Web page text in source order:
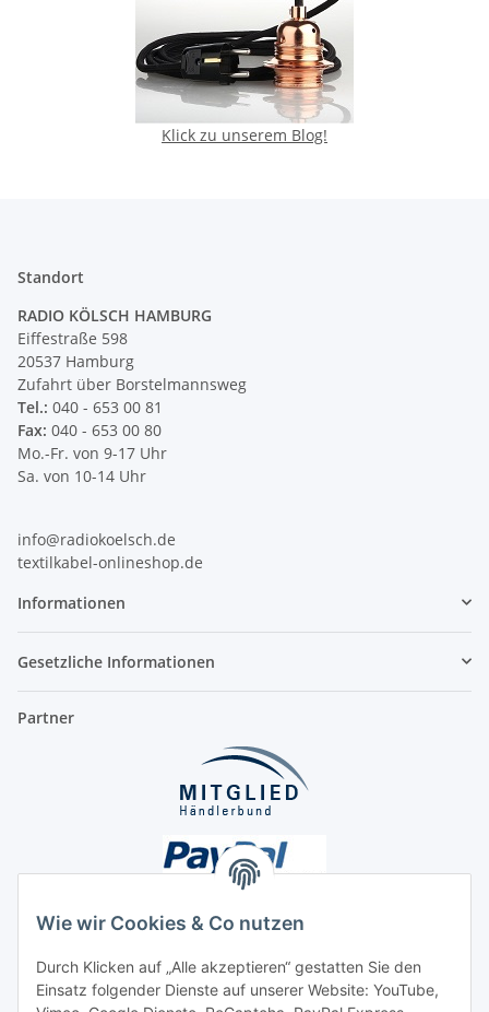
Wie wir Cookies & Co nutzen
Durch Klicken auf „Alle akzeptieren“ gestatten Sie den
Einsatz folgender Dienste auf unserer Website: YouTube,
Klick zu unserem Blog!
Standort
RADIO KÖLSCH HAMBURG
Eiffestraße 598
20537 Hamburg
Zufahrt über Borstelmannsweg
Tel.: 040 - 653 00 81
Fax: 040 - 653 00 80
Mo.-Fr. von 9-17 Uhr
Sa. von 10-14 Uhr
info@radiokoelsch.de
textilkabel-onlineshop.de
Informationen
Gesetzliche Informationen
Partner
Unsere Seiten